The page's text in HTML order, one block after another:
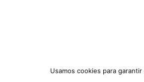
Usamos cookies para